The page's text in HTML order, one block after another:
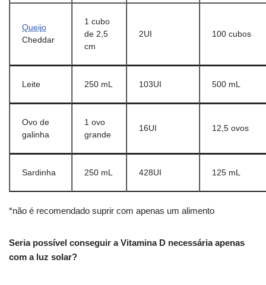
Queijo
Cheddar
1 cubo
de 2,5
cm
2UI 100 cubos
Leite 250 mL 103UI 500 mL
Ovo de
galinha
1 ovo
grande
16UI 12,5 ovos
Sardinha 250 mL 428UI 125 mL
*não é recomendado suprir com apenas um alimento
Seria possível conseguir a Vitamina D necessária apenas
com a luz solar?